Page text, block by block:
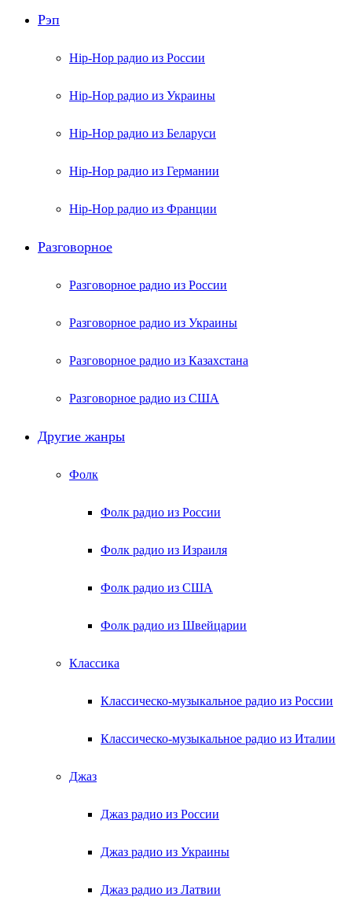
Рэп
Hip-Hop радио из России
Hip-Hop радио из Украины
Hip-Hop радио из Беларуси
Hip-Hop радио из Германии
Hip-Hop радио из Франции
Разговорное
Разговорное радио из России
Разговорное радио из Украины
Разговорное радио из Казахстана
Разговорное радио из США
Другие жанры
Фолк
Фолк радио из России
Фолк радио из Израиля
Фолк радио из США
Фолк радио из Швейцарии
Классика
Классическо-музыкальное радио из России
Классическо-музыкальное радио из Италии
Джаз
Джаз радио из России
Джаз радио из Украины
Джаз радио из Латвии